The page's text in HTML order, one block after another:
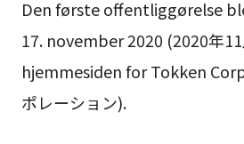
Den første offentliggørelse
17. november 2020 (2020年
hjemmesiden for Tokken
ポレーション).